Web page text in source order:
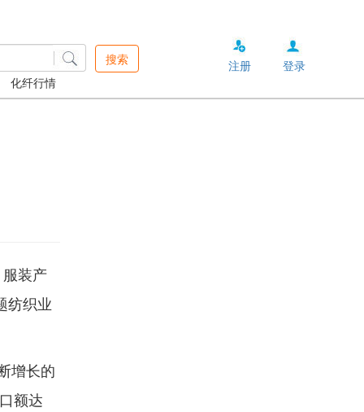
化纤行情
搜索 注册 登录
装产
纺织业
增长的
额达